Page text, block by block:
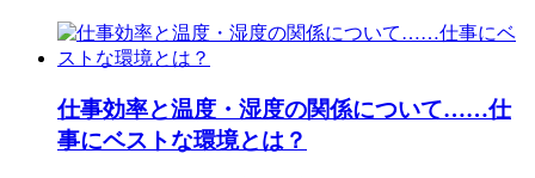
仕事効率と温度・湿度の関係について……仕
事にベストな環境とは？